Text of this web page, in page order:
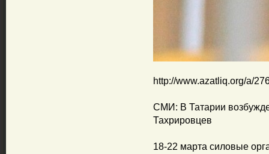
http://www.azatliq.org/a/
СМИ: В Татарии
Тахрировцев
18-22 марта силовые